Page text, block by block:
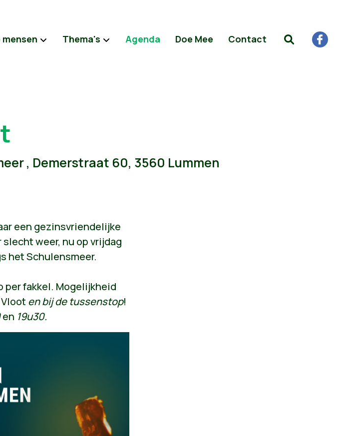
mensen Thema's Agenda Doe Mee Contact
, Demerstraat 60, 3560 Lummen
een gezinsvriendelijke
weer, nu op vrijdag
het Schulensmeer.
per fakkel. Mogelijkheid
en bij de tussenstop!
en 19u30.